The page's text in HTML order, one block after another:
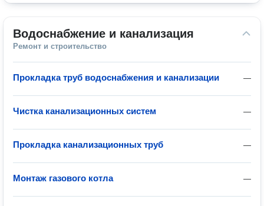
Водоснабжение и канализация
Ремонт и строительство
—
Прокладка труб водоснабжения и канализации
—
Чистка канализационных систем
—
Прокладка канализационных труб
—
Монтаж газового котла